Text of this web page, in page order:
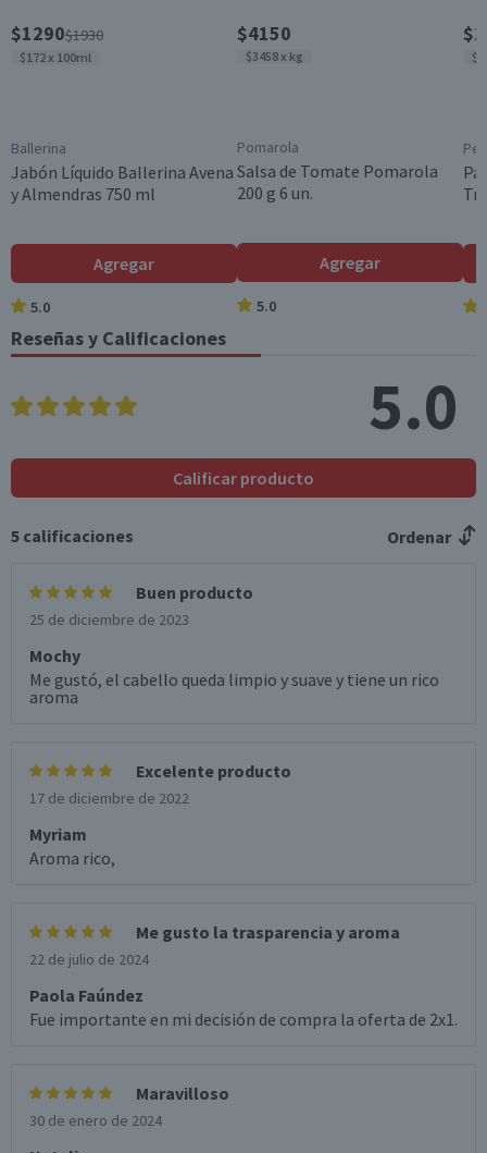
Mujer
Aroma
Floral
Modelo
Garantía Mínima Legal
Válida hasta su fecha de caducidad
Válida hasta su fecha de caducidad
$1290$1930
$172 x 100ml
Ballerina
Jabón Líquido Ballerina Avena
y Almendras 750 ml
Agregar
5.0
$4150
$3458 x kg
Pomarola
Salsa de Tomate Pomarola
200 g 6 un.
Agregar
5.0
Reseñas y Calificaciones
5.0
Calificar producto
5 calificaciones Ordenar
Buen producto
25 de diciembre de 2023
Mochy
Me gustó, el cabello queda limpio y suave y tiene un rico
aroma
Excelente producto
17 de diciembre de 2022
Myriam
Aroma rico,
Me gusto la trasparencia y aroma
22 de julio de 2024
Paola Faúndez
Fue importante en mi decisión de compra la oferta de 2x1.
Maravilloso
30 de enero de 2024